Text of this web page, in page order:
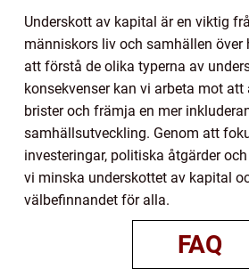
Underskott av kapital är en viktig
människors liv och samhällen över
att förstå de olika typerna av
konsekvenser kan vi arbeta mot att
brister och främja en mer
samhällsutveckling. Genom att
investeringar, politiska åtgärder
vi minska underskottet av kapital
välbefinnandet för alla.
FAQ